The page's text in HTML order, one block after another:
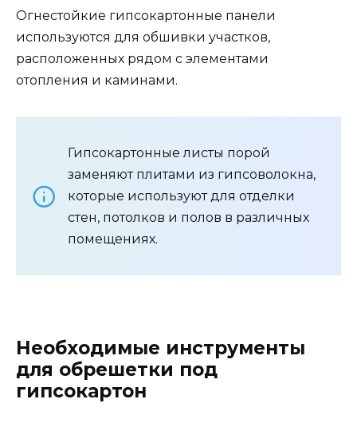
Огнестойкие гипсокартонные панели
используются для обшивки участков,
расположенных рядом с элементами
отопления и каминами.
Гипсокартонные листы порой
заменяют плитами из гипсоволокна,
которые используют для отделки
стен, потолков и полов в различных
помещениях.
Необходимые инструменты
для обрешетки под
гипсокартон